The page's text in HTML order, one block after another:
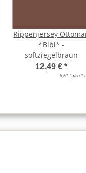
Rippenjersey
*Bibi* -
softziegelbraun
12,49 €*
8,61 € pro 1